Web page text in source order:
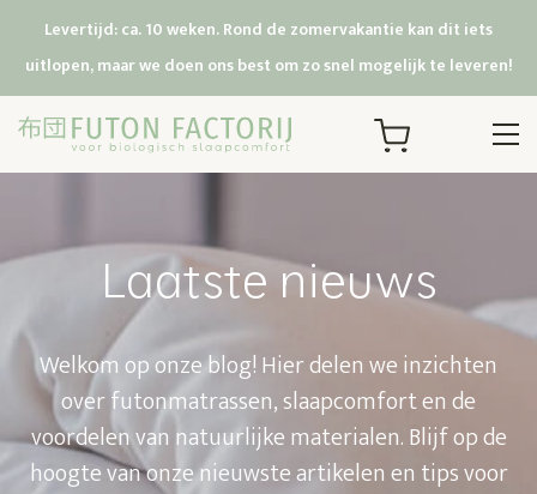
Levertijd: ca. 10 weken. Rond de zomervakantie kan dit iets
uitlopen, maar we doen ons best om zo snel mogelijk te leveren!
Laatste nieuws
Welkom op onze blog! Hier delen we inzichten
over futonmatrassen, slaapcomfort en de
voordelen van natuurlijke materialen. Blijf op de
hoogte van onze nieuwste artikelen en tips voor